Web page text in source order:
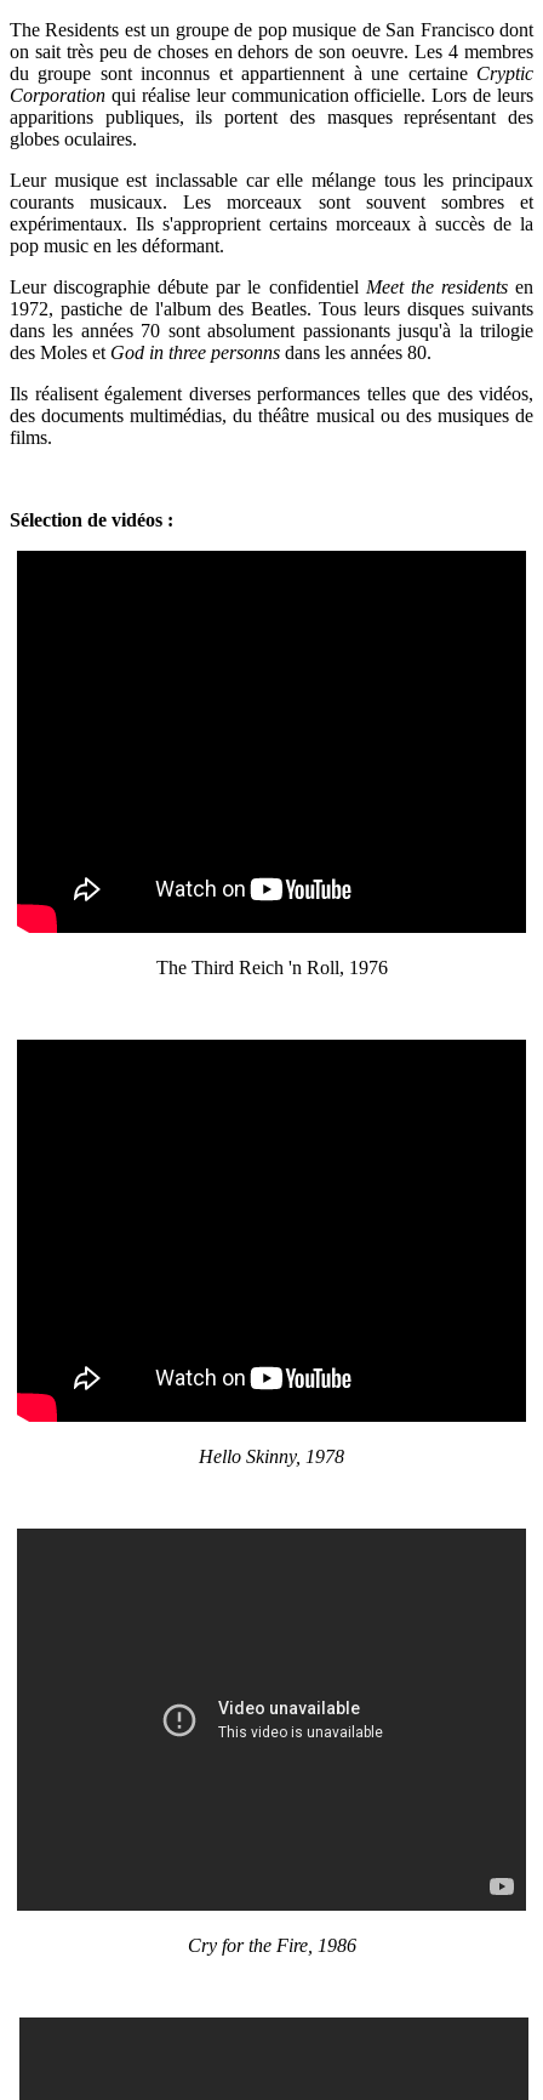
The Residents est un groupe de pop musique de San Francisco dont
on sait très peu de choses en dehors de son oeuvre. Les 4 membres
du groupe sont inconnus et appartiennent à une certaine Cryptic
Corporation qui réalise leur communication officielle. Lors de leurs
apparitions publiques, ils portent des masques représentant des
globes oculaires.
Leur musique est inclassable car elle mélange tous les principaux
courants musicaux. Les morceaux sont souvent sombres et
expérimentaux. Ils s'approprient certains morceaux à succès de la
pop music en les déformant.
Leur discographie débute par le confidentiel Meet the residentsen
1972, pastiche de l'album des Beatles. Tous leurs disques suivants
dans les années 70 sont absolument passionants jusqu'à la trilogie
des Moles et God in three personns dans les années 80.
Ils réalisent également diverses performances telles que des vidéos,
des documents multimédias, du théâtre musical ou des musiques de
films.
Sélection de vidéos :
The Third Reich 'n Roll, 1976
Hello Skinny, 1978
Cry for the Fire, 1986